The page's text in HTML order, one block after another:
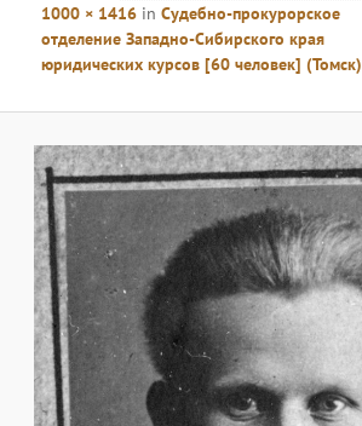
1000 × 1416 inСудебно-прокурорское
отделение Западно-Сибирского края
юридических курсов [60 человек] (Томск)